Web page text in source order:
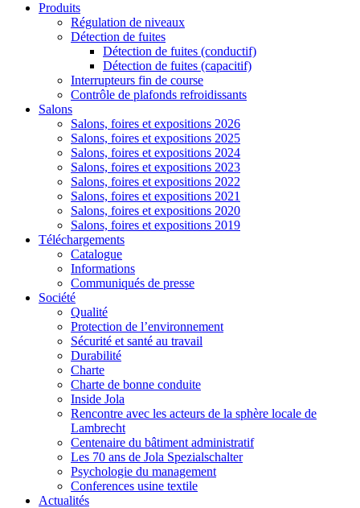
Produits
Régulation de niveaux
Détection de fuites
Détection de fuites (conductif)
Détection de fuites (capacitif)
Interrupteurs fin de course
Contrôle de plafonds refroidissants
Salons
Salons, foires et expositions 2026
Salons, foires et expositions 2025
Salons, foires et expositions 2024
Salons, foires et expositions 2023
Salons, foires et expositions 2022
Salons, foires et expositions 2021
Salons, foires et expositions 2020
Salons, foires et expositions 2019
Téléchargements
Catalogue
Informations
Communiqués de presse
Société
Qualité
Protection de l’environnement
Sécurité et santé au travail
Durabilité
Charte
Charte de bonne conduite
Inside Jola
Rencontre avec les acteurs de la sphère locale de
Lambrecht
Centenaire du bâtiment administratif
Les 70 ans de Jola Spezialschalter
Psychologie du management
Conferences usine textile
Actualités